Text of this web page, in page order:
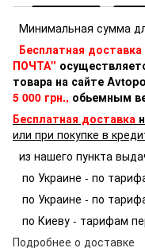
Минимальная сумма
Бесплатная доставка
ПОЧТА"
товара на сайте
5 000 грн., обьемным
Бесплатная доставка
или при покупке в
из нашего пункта
по Украине - по
по Украине - по
по Киеву - тарифам
Подробнее о доставке